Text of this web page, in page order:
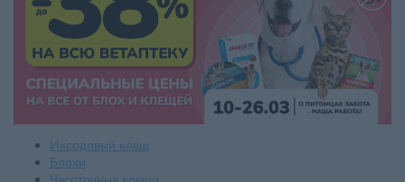
Иксодовый клещ
Блохи